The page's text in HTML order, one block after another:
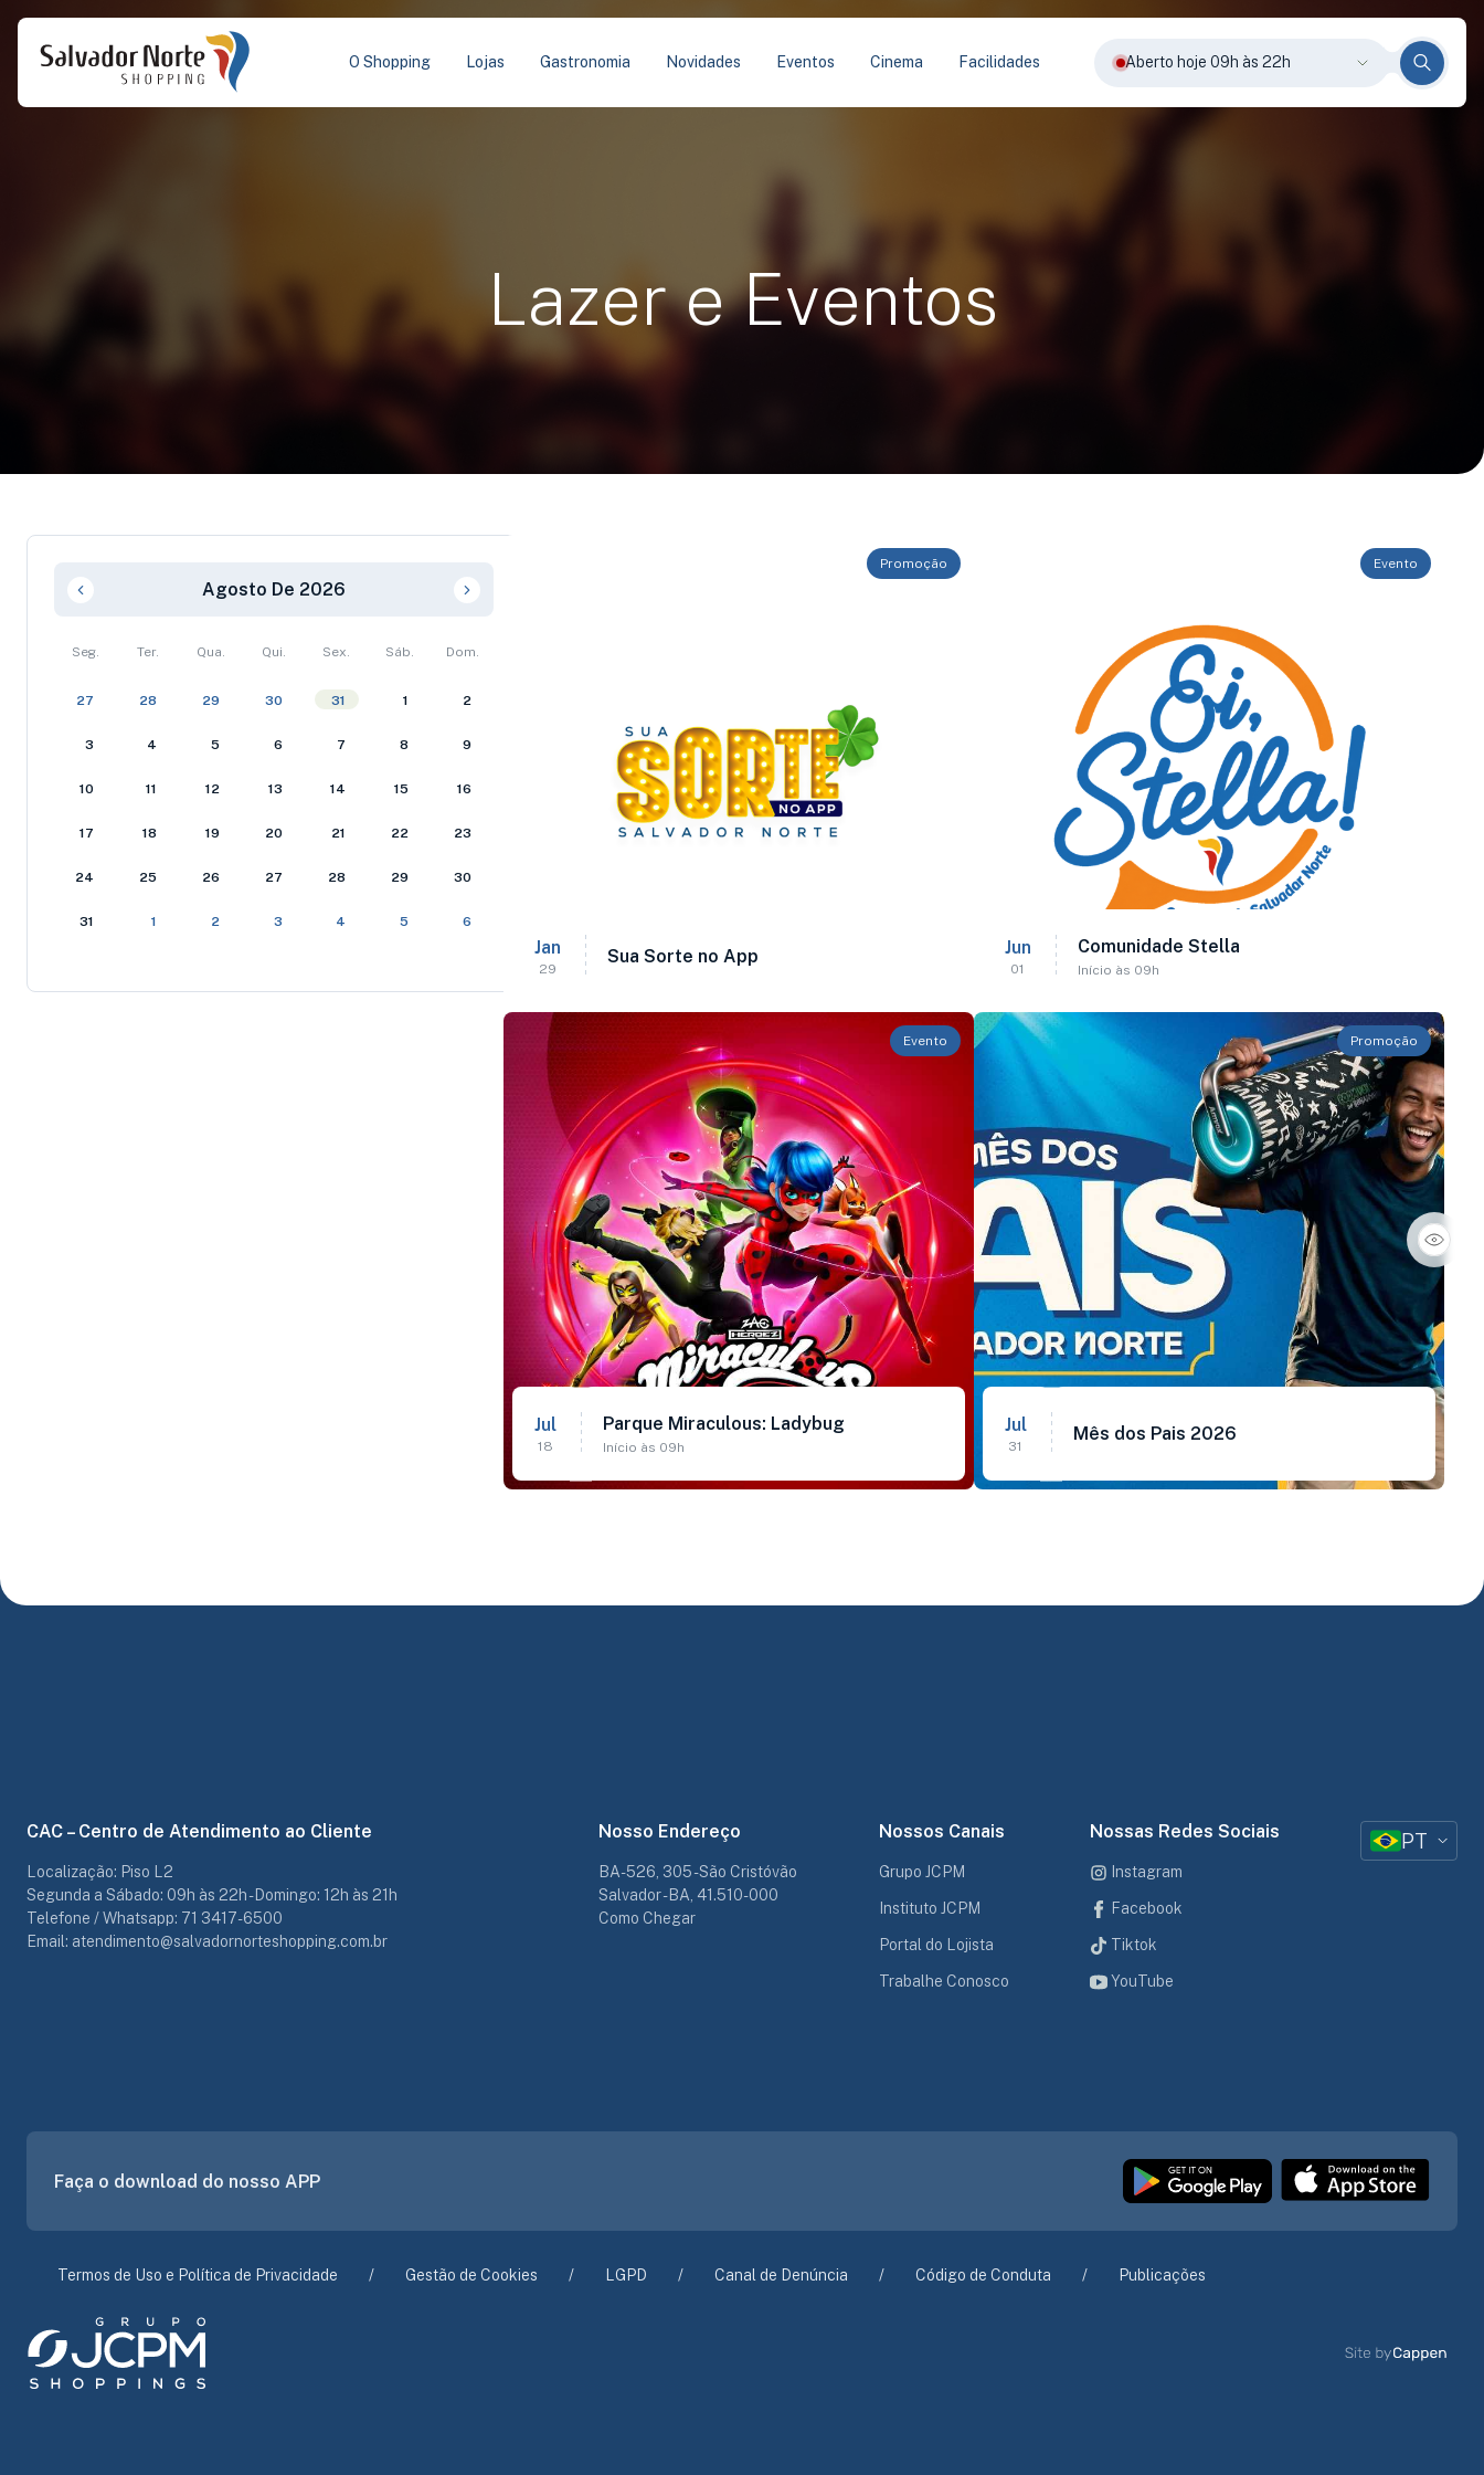
O Shopping Lojas Gastronomia Novidades Eventos Cinema Facilidades Aberto hoje 09h às 22h
Lazer e Eventos
Agosto De 2026
Seg. Ter. Qua. Qui. Sex. Sáb. Dom.
27 28 29 30 31 1 2
3 4 5 6 7 8 9
10 11 12 13 14 15 16
17 18 19 20 21 22 23
24 25 26 27 28 29 30
31 1 2 3 4 5 6
Promoção
Jan
29
Sua Sorte no App
Evento
Jun
01
Comunidade Stella
Início às 09h
Evento
Jul
18
Parque Miraculous: Ladybug
Início às 09h
Promoção
Jul
31
Mês dos Pais 2026
CAC – Centro de Atendimento ao Cliente
Localização: Piso L2
Segunda a Sábado: 09h às 22h - Domingo: 12h às 21h
Telefone / Whatsapp: 71 3417-6500
Email: atendimento@salvadornorteshopping.com.br
Nosso Endereço
BA-526, 305 - São Cristóvão
Salvador - BA, 41.510-000
Como Chegar
Nossos Canais
Grupo JCPM
Instituto JCPM
Portal do Lojista
Trabalhe Conosco
Nossas Redes Sociais
Instagram
Facebook
Tiktok
YouTube
PT
Faça o download do nosso APP
Termos de Uso e Política de Privacidade Gestão de Cookies LGPD Canal de Denúncia Código de Conduta Publicações